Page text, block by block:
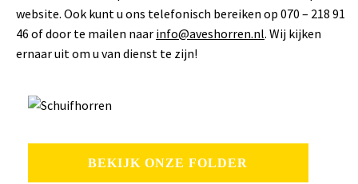
website. Ook kunt u ons telefonisch bereiken op 070 – 218 91
46 of door te mailen naar info@aveshorren.nl. Wij kijken
ernaar uit om u van dienst te zijn!
BEKIJK ONZE FOLDER